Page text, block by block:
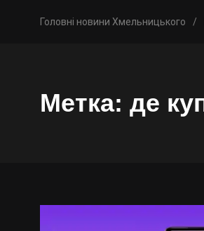
Головні новини Хмельницького /
Метка: де